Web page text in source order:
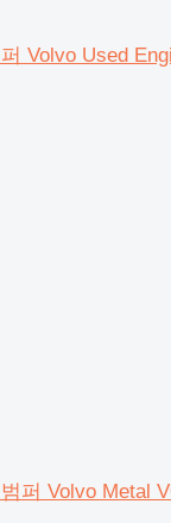
Volvo Used
퍼 Volvo Metal